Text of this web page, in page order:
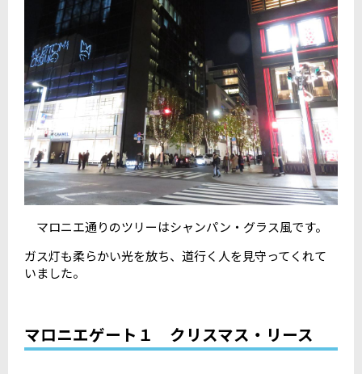
マロニエ通りのツリーはシャンパン・グラス風です。
ガス灯も柔らかい光を放ち、道行く人を見守ってくれて
いました。
マロニエゲート１ クリスマス・リース